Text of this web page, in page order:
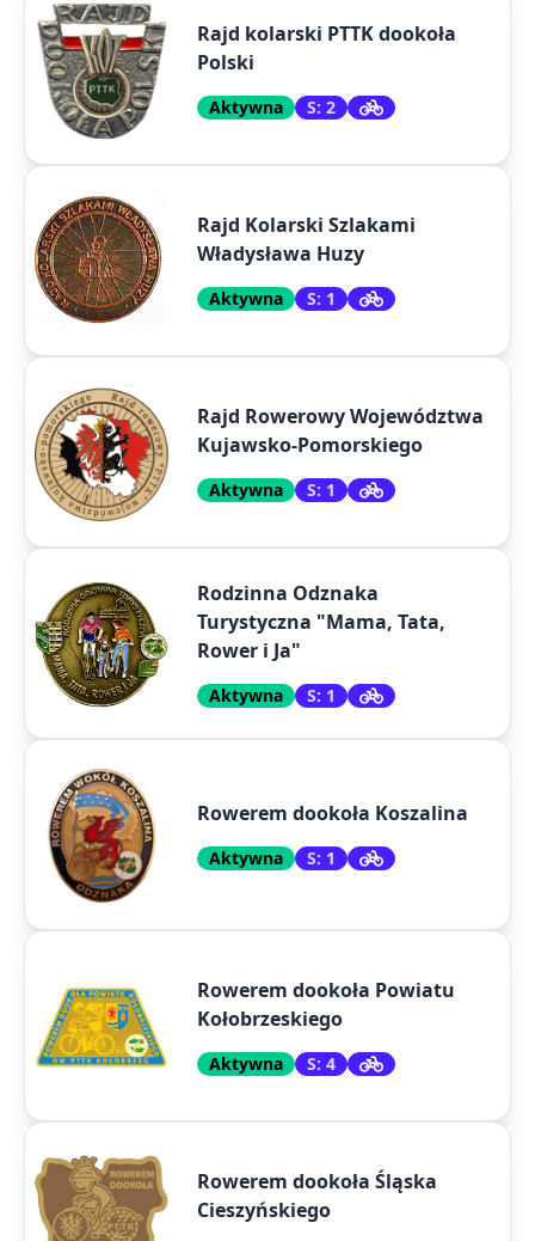
Rajd kolarski PTTK dookoła
Polski
Aktywna S: 2
Rajd Kolarski Szlakami
Władysława Huzy
Aktywna S: 1
Rajd Rowerowy Województwa
Kujawsko-Pomorskiego
Aktywna S: 1
Rodzinna Odznaka
Turystyczna "Mama, Tata,
Rower i Ja"
Aktywna S: 1
Rowerem dookoła Koszalina
Aktywna S: 1
Rowerem dookoła Powiatu
Kołobrzeskiego
Aktywna S: 4
Rowerem dookoła Śląska
Cieszyńskiego